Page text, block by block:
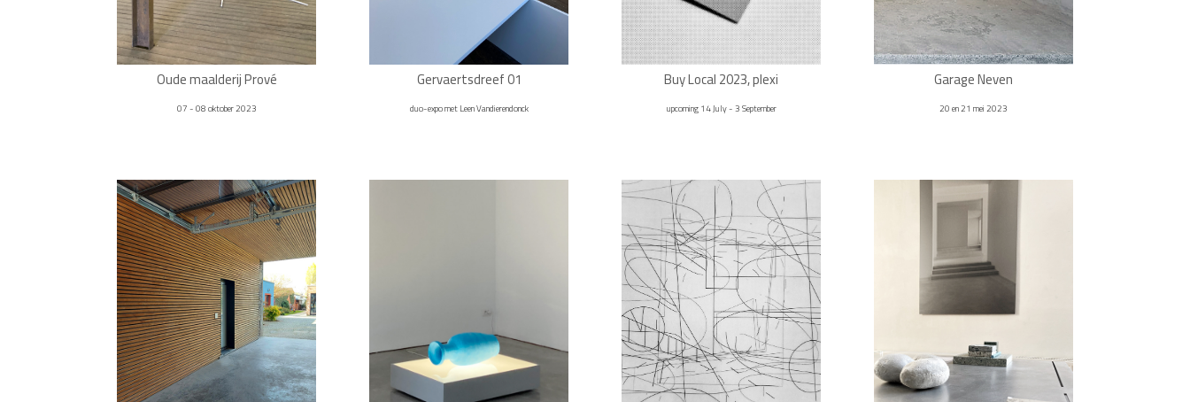
Oude maalderij Prové
07 - 08 oktober 2023
Gervaertsdreef 01
duo-expo met Leen Vandierendonck
Buy Local 2023, plexi
upcoming 14 July - 3 September
Garage Neven
20 en 21 mei 2023